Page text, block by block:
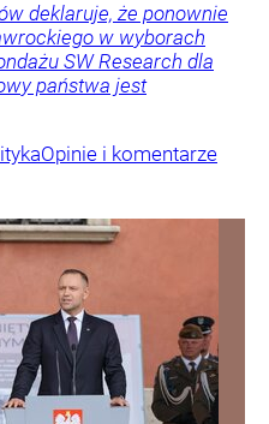
deklaruje, że ponownie
w wyborach
SW Research dla
państwa jest
Opinie i komentarze